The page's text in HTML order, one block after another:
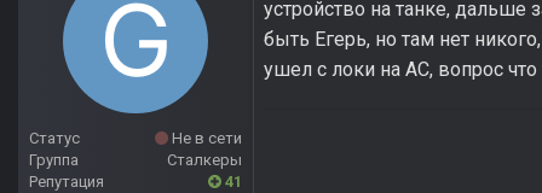
Статус
Не в сети
Группа
Сталкеры
Репутация
41
устройство на танке,
быть Егерь, но там нет
ушел с локи на АС, вопрос